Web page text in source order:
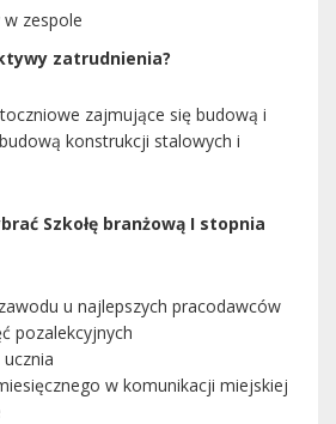
zespole
zatrudnienia?
zajmujące się budową i
konstrukcji stalowych i
Szkołę branżową I stopnia
u najlepszych pracodawców
pozalekcyjnych
w komunikacji miejskiej